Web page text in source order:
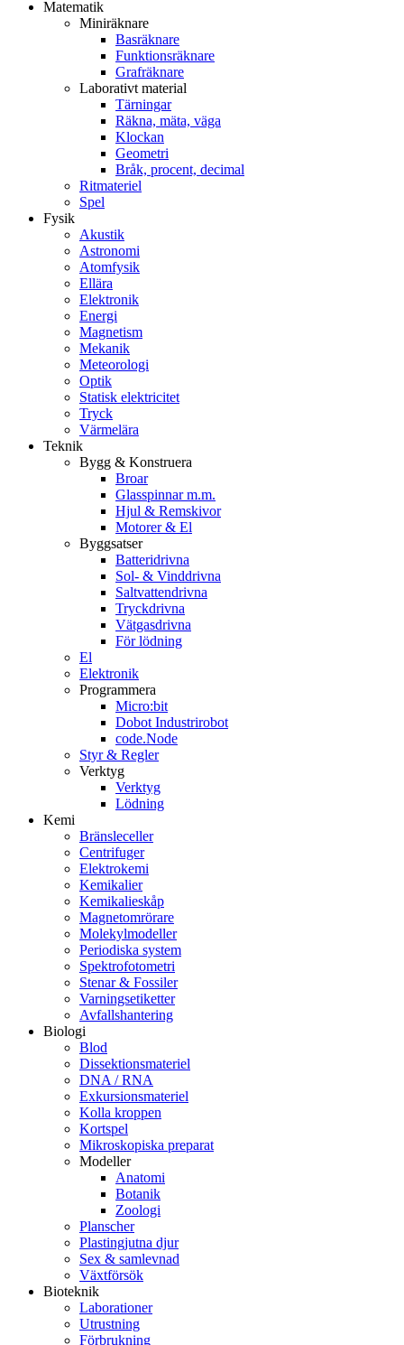
Matematik
Miniräknare
Basräknare
Funktionsräknare
Grafräknare
Laborativt material
Tärningar
Räkna, mäta, väga
Klockan
Geometri
Bråk, procent, decimal
Ritmateriel
Spel
Fysik
Akustik
Astronomi
Atomfysik
Ellära
Elektronik
Energi
Magnetism
Mekanik
Meteorologi
Optik
Statisk elektricitet
Tryck
Värmelära
Teknik
Bygg & Konstruera
Broar
Glasspinnar m.m.
Hjul & Remskivor
Motorer & El
Byggsatser
Batteridrivna
Sol- & Vinddrivna
Saltvattendrivna
Tryckdrivna
Vätgasdrivna
För lödning
El
Elektronik
Programmera
Micro:bit
Dobot Industrirobot
code.Node
Styr & Regler
Verktyg
Verktyg
Lödning
Kemi
Bränsleceller
Centrifuger
Elektrokemi
Kemikalier
Kemikalieskåp
Magnetomrörare
Molekylmodeller
Periodiska system
Spektrofotometri
Stenar & Fossiler
Varningsetiketter
Avfallshantering
Biologi
Blod
Dissektionsmateriel
DNA / RNA
Exkursionsmateriel
Kolla kroppen
Kortspel
Mikroskopiska preparat
Modeller
Anatomi
Botanik
Zoologi
Planscher
Plastingjutna djur
Sex & samlevnad
Växtförsök
Bioteknik
Laborationer
Utrustning
Förbrukning